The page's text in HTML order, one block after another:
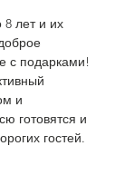
лет и их
с подарками!
и
готовятся и
гостей.